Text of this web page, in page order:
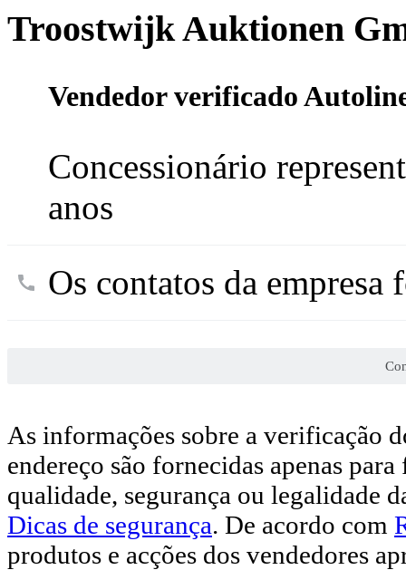
Troostwijk Auktionen
Vendedor verificado
Concessionário
anos
Os contatos da
As informações sobre a verificação
endereço são fornecidas apenas
qualidade, segurança ou legalidade
Dicas de segurança. De acordo com
produtos e acções dos vendedores